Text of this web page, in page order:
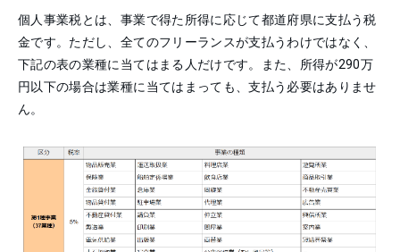
個人事業税とは、事業で得た所得に応じて都道府県に支払う税
金です。ただし、全てのフリーランスが支払うわけではなく、
下記の表の業種に当てはまる人だけです。また、所得が290万
円以下の場合は業種に当てはまっても、支払う必要はありませ
ん。